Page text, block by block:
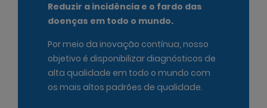
Reduzir a incidência e o fardo das
doenças em todo o mundo.
Por meio da inovação contínua, nosso
objetivo é disponibilizar diagnósticos de
alta qualidade em todo o mundo com
os mais altos padrões de qualidade.